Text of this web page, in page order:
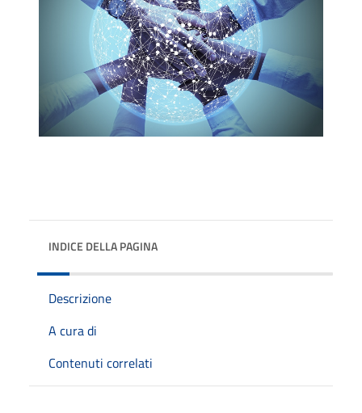
INDICE DELLA PAGINA
Descrizione
A cura di
Contenuti correlati